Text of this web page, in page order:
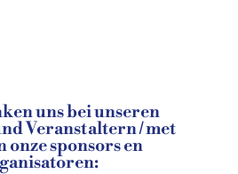
uns bei unseren
Veranstaltern / met
onze sponsors en